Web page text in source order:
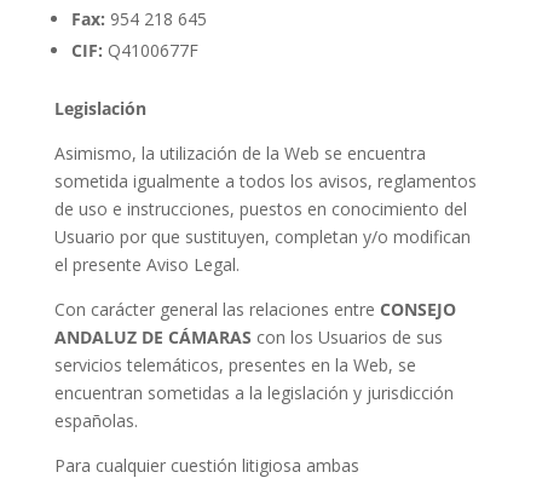
Fax: 954 218 645
CIF: Q4100677F
Legislación
Asimismo, la utilización de la Web se encuentra
sometida igualmente a todos los avisos, reglamentos
de uso e instrucciones, puestos en conocimiento del
Usuario por que sustituyen, completan y/o modifican
el presente Aviso Legal.
Con carácter general las relaciones entre CONSEJO
ANDALUZ DE CÁMARAS con los Usuarios de sus
servicios telemáticos, presentes en la Web, se
encuentran sometidas a la legislación y jurisdicción
españolas.
Para cualquier cuestión litigiosa ambas